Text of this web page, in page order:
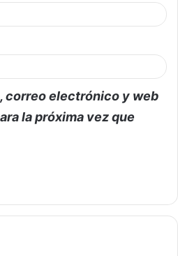
correo electrónico y web
la próxima vez que